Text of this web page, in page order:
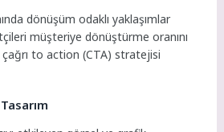
dönüşüm odaklı yaklaşımlar
müşteriye dönüştürme oranını
to action (CTA) stratejisi